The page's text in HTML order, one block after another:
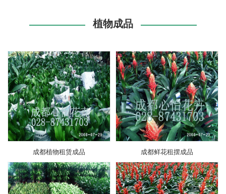
植物成品
成都植物租赁成品 成都鲜花租摆成品